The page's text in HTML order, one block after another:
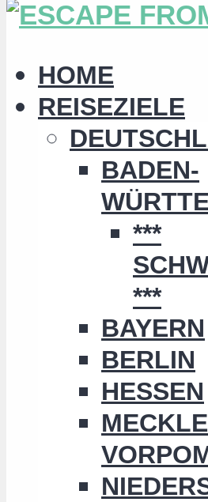
HOME
REISEZIELE
BADEN-
***
***
BAYERN
BERLIN
HESSEN